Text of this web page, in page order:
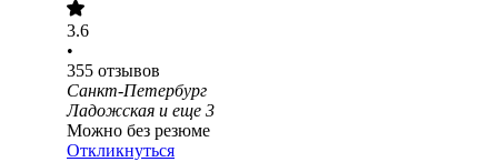
3.6
•
355 отзывов
Санкт-Петербург
Ладожская и еще 3
Можно без резюме
Откликнуться